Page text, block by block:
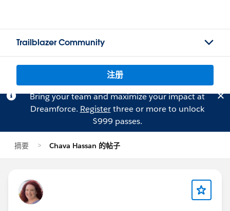
Trailblazer Community
注册
Bring your team and maximize your impact at
Dreamforce. Registerthree or more to unlock
$999 passes.
摘要 Chava Hassan 的帖子